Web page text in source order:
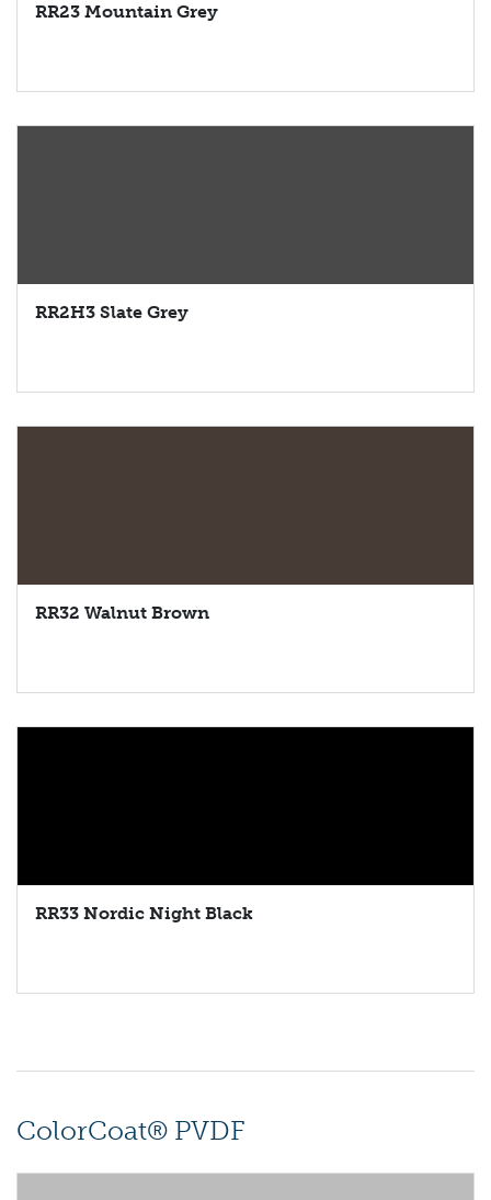
RR23 Mountain Grey
RR2H3 Slate Grey
RR32 Walnut Brown
RR33 Nordic Night Black
ColorCoat® PVDF